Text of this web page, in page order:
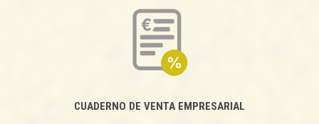
CUADERNO DE VENTA EMPRESARIAL